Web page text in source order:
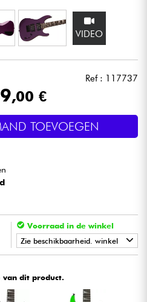
VIDEO
Ref : 117737
,00 €
TOEVOEGEN
Voorraad in de winkel
Zie beschikbaarheid. winkel
• BRUXELLES
van dit product.